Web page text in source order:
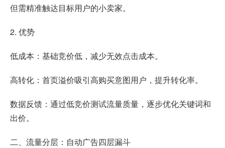
但需精准触达目标用户的小卖家。
2. 优势
低成本：基础竞价低，减少无效点击成本。
高转化：首页溢价吸引高购买意图用户，提升转化率。
数据反馈：通过低竞价测试流量质量，逐步优化关键词和
出价。
二、流量分层：自动广告四层漏斗